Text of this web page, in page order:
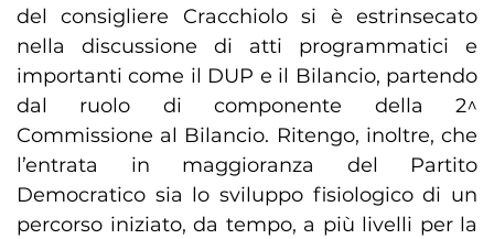
del consigliere Cracchiolo si è estrinsecato
nella discussione di atti programmatici e
importanti come il DUP e il Bilancio, partendo
dal ruolo di componente della 2^
Commissione al Bilancio. Ritengo, inoltre, che
l’entrata in maggioranza del Partito
Democratico sia lo sviluppo fisiologico di un
percorso iniziato, da tempo, a più livelli per la